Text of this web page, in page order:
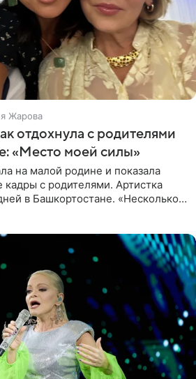
Жарова
отдохнула с родителями
«Место моей силы»
на малой родине и показала
с родителями. Артистка
в Башкортостане. «Несколько